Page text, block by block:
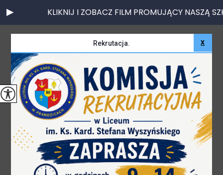
KLIKNIJ I ZOBACZ FILM PROMUJĄCY NASZĄ
X
Rekrutacja.